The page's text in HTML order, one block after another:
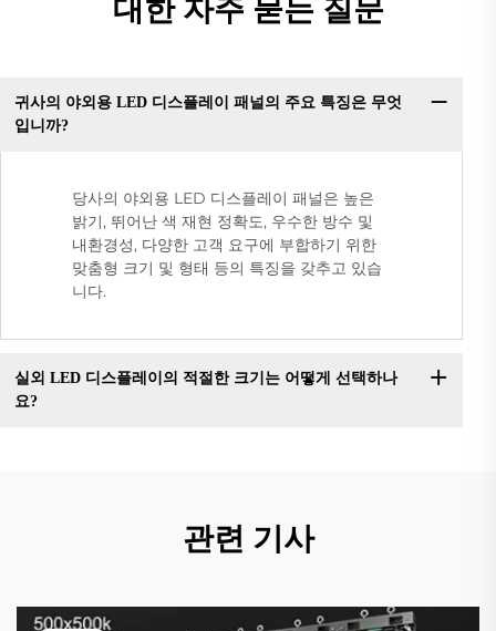
대한 자주 묻는 질문
귀사의 야외용 LED 디스플레이 패널의 주요 특징은 무엇
입니까?
당사의 야외용 LED 디스플레이 패널은 높은
밝기, 뛰어난 색 재현 정확도, 우수한 방수 및
내환경성, 다양한 고객 요구에 부합하기 위한
맞춤형 크기 및 형태 등의 특징을 갖추고 있습
니다.
실외 LED 디스플레이의 적절한 크기는 어떻게 선택하나
요?
관련 기사